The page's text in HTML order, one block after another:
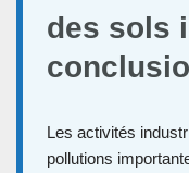
des sols
Les activités
pollutions